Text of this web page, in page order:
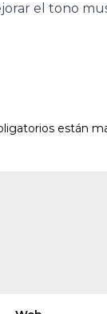
el tono
están